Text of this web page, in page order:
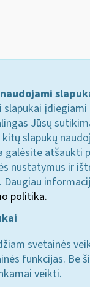
slapukai
Jūsų
slapukų
galėsite atšaukti
nustatymus ir
Daugiau
politika.
svetainės
funkcijas. Be
veikti.